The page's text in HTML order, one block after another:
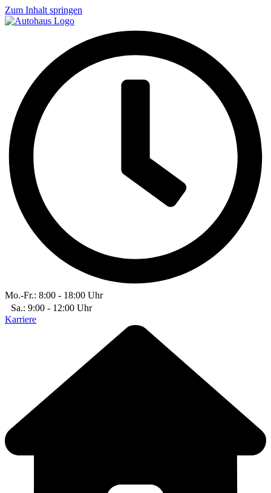
Zum Inhalt springen
Mo.-Fr.: 8:00 - 18:00 Uhr
Sa.: 9:00 - 12:00 Uhr
Karriere